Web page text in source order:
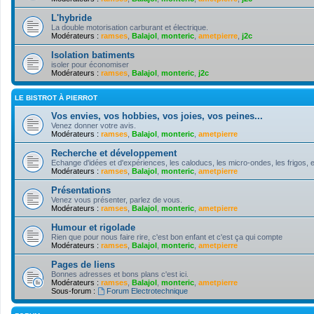
L'hybride
La double motorisation carburant et électrique.
Modérateurs : ramses Balajol monteric ametpierre j2c
Isolation batiments
isoler pour économiser
Modérateurs : ramses Balajol monteric j2c
LE BISTROT À PIERROT
Vos envies, vos hobbies, vos joies, vos peines...
Venez donner votre avis.
Modérateurs : ramses Balajol monteric ametpierre
Recherche et développement
Echange d'idées et d'expériences, les caloducs, les micro-ondes, les frigos,
Modérateurs : ramses Balajol monteric ametpierre
Présentations
Venez vous présenter, parlez de vous.
Modérateurs : ramses Balajol monteric ametpierre
Humour et rigolade
Rien que pour nous faire rire, c'est bon enfant et c'est ça qui compte
Modérateurs : ramses Balajol monteric ametpierre
Pages de liens
Bonnes adresses et bons plans c'est ici.
Modérateurs : ramses Balajol monteric ametpierre
Sous-forum :
Forum Electrotechnique